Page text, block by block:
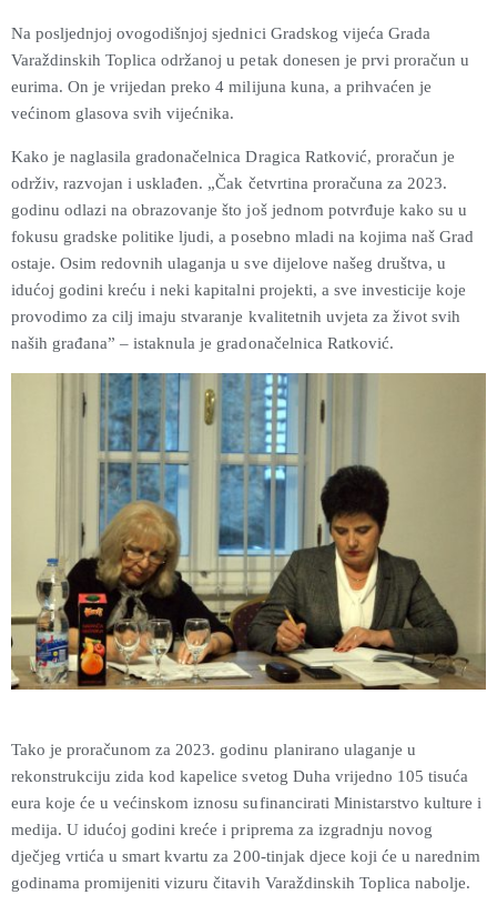
Na posljednjoj ovogodišnjoj sjednici Gradskog vijeća Grada
Varaždinskih Toplica održanoj u petak donesen je prvi proračun u
eurima. On je vrijedan preko 4 milijuna kuna, a prihvaćen je
većinom glasova svih vijećnika.
Kako je naglasila gradonačelnica Dragica Ratković, proračun je
održiv, razvojan i usklađen. „Čak četvrtina proračuna za 2023.
godinu odlazi na obrazovanje što još jednom potvrđuje kako su u
fokusu gradske politike ljudi, a posebno mladi na kojima naš Grad
ostaje. Osim redovnih ulaganja u sve dijelove našeg društva, u
idućoj godini kreću i neki kapitalni projekti, a sve investicije koje
provodimo za cilj imaju stvaranje kvalitetnih uvjeta za život svih
naših građana” – istaknula je gradonačelnica Ratković.
Tako je proračunom za 2023. godinu planirano ulaganje u
rekonstrukciju zida kod kapelice svetog Duha vrijedno 105 tisuća
eura koje će u većinskom iznosu sufinancirati Ministarstvo kulture i
medija. U idućoj godini kreće i priprema za izgradnju novog
dječjeg vrtića u smart kvartu za 200-tinjak djece koji će u narednim
godinama promijeniti vizuru čitavih Varaždinskih Toplica nabolje.